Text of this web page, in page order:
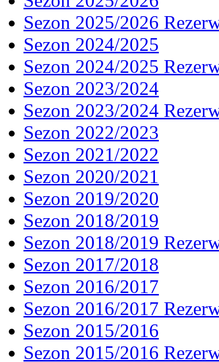
Sezon 2025/2026
Sezon 2024/2025
Sezon 2024/2025
Sezon 2023/2024
Sezon 2023/2024
Sezon 2022/2023
Sezon 2021/2022
Sezon 2020/2021
Sezon 2019/2020
Sezon 2018/2019
Sezon 2018/2019
Sezon 2017/2018
Sezon 2016/2017
Sezon 2016/2017
Sezon 2015/2016
Sezon 2015/2016